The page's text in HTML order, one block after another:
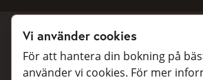
Boka taxi
Vi använder cookies
För att hantera din bokning på
använder vi cookies. För mer